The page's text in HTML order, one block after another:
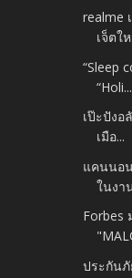
realme
เจ็ตใ
“Sleep
“Holi...
เป๊ะปังอ
เมือ...
แคนนอ
ในงา
Forbes
ประกันภั